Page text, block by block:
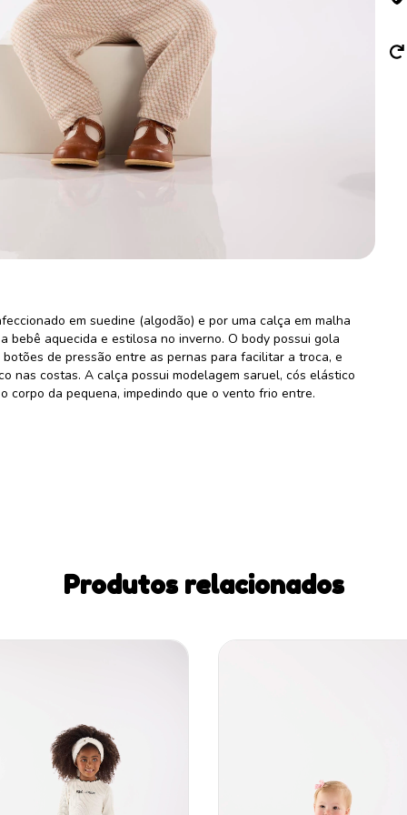
em suedine (algodão) e por uma calça em malha
bebê aquecida e estilosa no inverno. O body possui gola
de pressão entre as pernas para facilitar a troca, e
nas costas. A calça possui modelagem saruel, cós elástico
corpo da pequena, impedindo que o vento frio entre.
Produtos relacionados